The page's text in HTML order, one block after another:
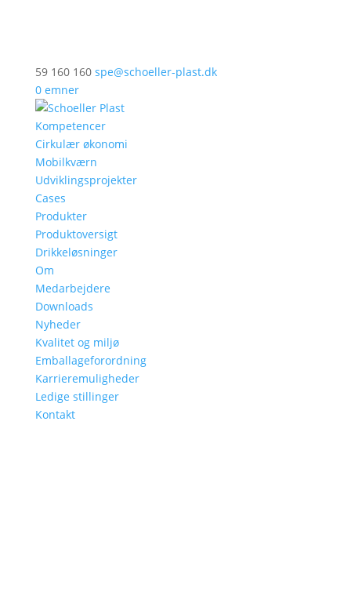
59 160 160 spe@schoeller-plast.dk
0 emner
Kompetencer
Cirkulær økonomi
Mobilkværn
Udviklingsprojekter
Cases
Produkter
Produktoversigt
Drikkeløsninger
Om
Medarbejdere
Downloads
Nyheder
Kvalitet og miljø
Emballageforordning
Karrieremuligheder
Ledige stillinger
Kontakt